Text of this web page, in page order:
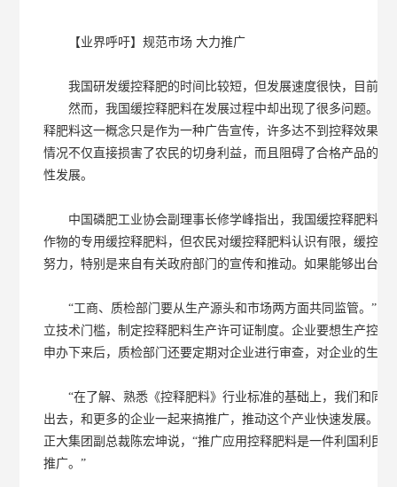
【业界呼吁】规范市场 大力推广
我国研发缓控释肥的时间比较短，但发展速度很快，目前已
然而，我国缓控释肥料在发展过程中却出现了很多问题。目
释肥料这一概念只是作为一种广告宣传，许多达不到控释效果
情况不仅直接损害了农民的切身利益，而且阻碍了合格产品的
性发展。
中国磷肥工业协会副理事长修学峰指出，我国缓控释肥料生
作物的专用缓控释肥料，但农民对缓控释肥料认识有限，缓控
努力，特别是来自有关政府部门的宣传和推动。如果能够出台
“工商、质检部门要从生产源头和市场两方面共同监管。”山
立技术门槛，制定控释肥料生产许可证制度。企业要想生产控
申办下来后，质检部门还要定期对企业进行审查，对企业的生产
“在了解、熟悉《控释肥料》行业标准的基础上，我们和同
出去，和更多的企业一起来搞推广，推动这个产业快速发展。”
正大集团副总裁陈宏坤说，“推广应用控释肥料是一件利国利民
推广。”